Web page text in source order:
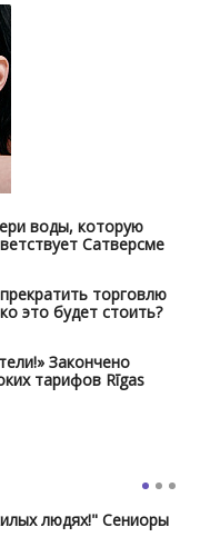
воды, которую
Сатверсме
торговлю
это будет стоить?
Закончено
тарифов Rīgas
людях!" Сениоры